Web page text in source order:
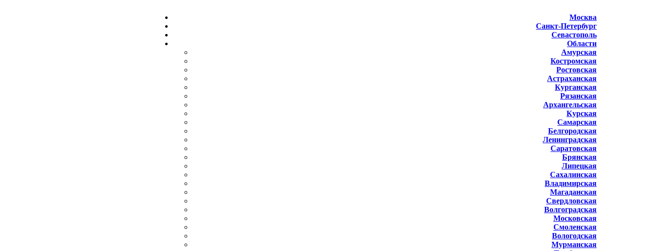
Москва
Санкт-Петербург
Севастополь
Области
Амурская
Костромская
Ростовская
Астраханская
Курганская
Рязанская
Архангельская
Курская
Самарская
Белгородская
Ленинградская
Саратовская
Брянская
Липецкая
Сахалинская
Владимирская
Магаданская
Свердловская
Волгоградская
Московская
Смоленская
Вологодская
Мурманская